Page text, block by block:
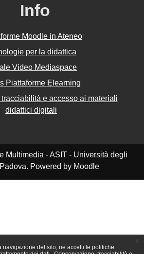
navigazione del sito, ne accetti le politiche:
Info
Moodle in Ateneo
per la didattica
Video Mediaspace
Piattaforme Elearning
e accesso ai materiali
didattici digitali
Multimedia - ASIT - Università degli
Powered by Moodle